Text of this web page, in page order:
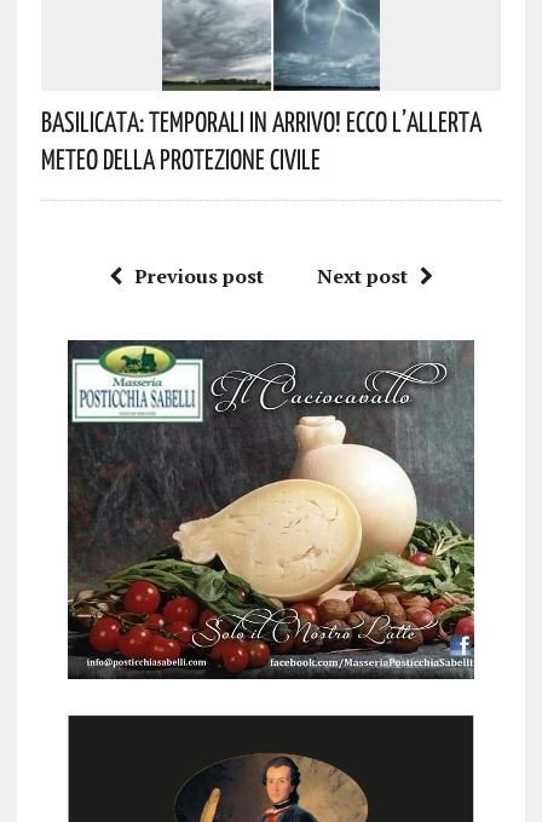
Basilicata: Temporali In Arrivo! Ecco L’allerta
Meteo Della Protezione Civile
Previous post Next post